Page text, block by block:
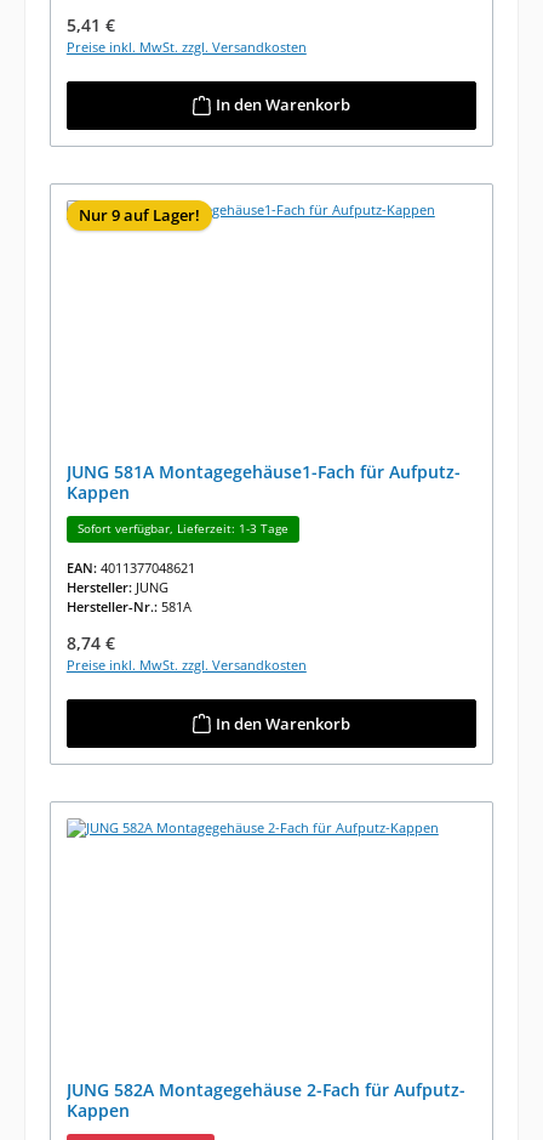
Regulärer Preis:
5,41 €
Preise inkl. MwSt. zzgl. Versandkosten
In den Warenkorb
Nur 9 auf Lager!
JUNG 581A Montagegehäuse1-Fach für Aufputz-
Kappen
Sofort verfügbar, Lieferzeit: 1-3 Tage
EAN: 4011377048621
Hersteller: JUNG
Hersteller-Nr.: 581A
Regulärer Preis:
8,74 €
Preise inkl. MwSt. zzgl. Versandkosten
In den Warenkorb
JUNG 582A Montagegehäuse 2-Fach für Aufputz-
Kappen